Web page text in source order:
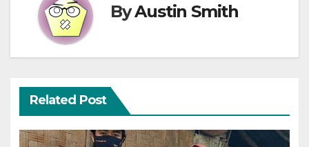
ByAustin Smith
Related Post